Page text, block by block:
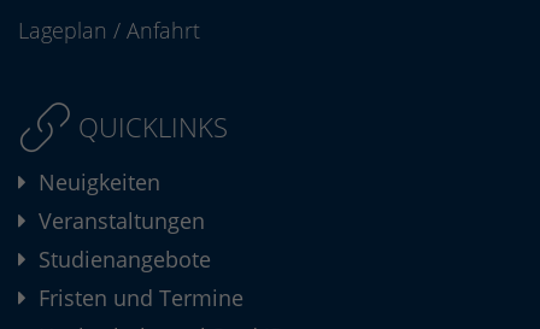
Lageplan / Anfahrt
QUICKLINKS
Neuigkeiten
Veranstaltungen
Studienangebote
Fristen und Termine